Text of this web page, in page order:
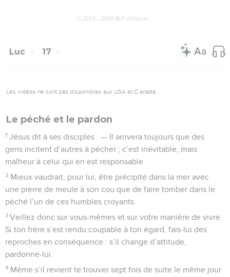
© 2013 - 2010 BLF Editions
Luc 17
Les vidéos ne sont pas disponibles aux USA et C anada.
Le péché et le pardon
1 Jésus dit à ses disciples : — Il arrivera toujours que des
gens incitent d’autres à pécher ; c’est inévitable, mais
malheur à celui qui en est responsable.
2 Mieux vaudrait, pour lui, être précipité dans la mer avec
une pierre de meule à son cou que de faire tomber dans le
péché l’un de ces humbles croyants.
3 Veillez donc sur vous-mêmes et sur votre manière de vivre.
Si ton frère s’est rendu coupable à ton égard, fais-lui des
reproches en conséquence : s’il change d’attitude,
pardonne-lui.
4 Même s’il revient te trouver sept fois de suite le même jour